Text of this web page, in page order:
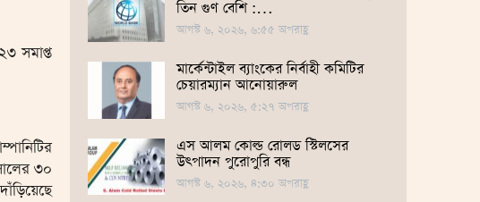
সমাপ্ত
৩০
তিন গুণ বেশি :…
আগস্ট ৬, ২০২৬, ৬:৫৫ অপরাহ্ণ
মার্কেন্টাইল ব্যাংকের নির্বাহী কমিটির
চেয়ারম্যান আনোয়ারুল
আগস্ট ৬, ২০২৬, ৫:২৭ অপরাহ্ণ
এস আলম কোল্ড রোলড স্টিলসের
উৎপাদন পুরোপুরি বন্ধ
আগস্ট ৬, ২০২৬, ৪:৩০ অপরাহ্ণ